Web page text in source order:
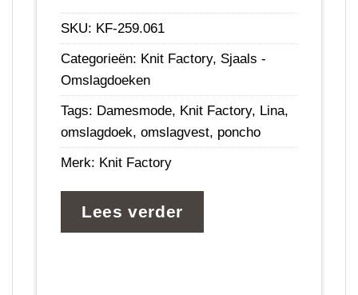
SKU: KF-259.061
Categorieën: Knit Factory, Sjaals -
Omslagdoeken
Tags: Damesmode, Knit Factory, Lina,
omslagdoek, omslagvest, poncho
Merk: Knit Factory
Lees verder